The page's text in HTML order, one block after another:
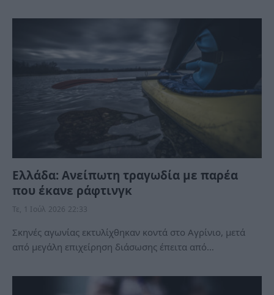
Ελλάδα: Ανείπωτη τραγωδία με παρέα
που έκανε ράφτινγκ
Τε, 1 Ιούλ 2026 22:33
Σκηνές αγωνίας εκτυλίχθηκαν κοντά στο Αγρίνιο, μετά
από μεγάλη επιχείρηση διάσωσης έπειτα από…